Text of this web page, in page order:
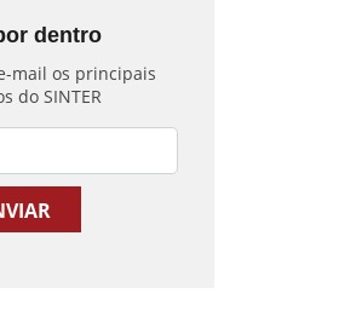
dentro
mail os principais
do SINTER